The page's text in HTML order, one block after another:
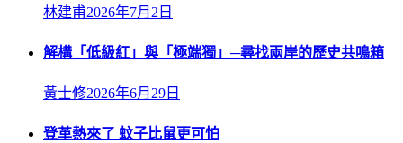
林建甫2026年7月2日
解構「低級紅」與「極端獨」─尋找兩岸的歷史共鳴箱
黃士修2026年6月29日
登革熱來了 蚊子比鼠更可怕